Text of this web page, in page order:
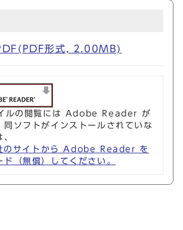
形式, 2.00MB)
ルの閲覧には Adobe Reader が
同ソフトがインストールされていな
サイトから Adobe Reader を
ド（無償）してください。